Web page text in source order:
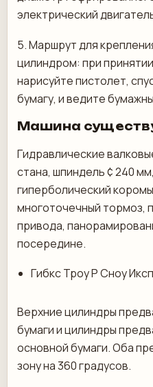
электрический
5.⁠ ⁠Маршрут для
цилиндром: при
нарисуйте пистолет,
бумагу, и ведите
Машина
Гидравлические
стана, шпиндель ¢ 240
гиперболический
многоточечный тормоз,
привода,
посередине.
Гибкс Троу Р Сноу Иксп
Верхние цилиндры
бумаги и цилиндры
основной бумаги. Оба
зону на 360 градусов.